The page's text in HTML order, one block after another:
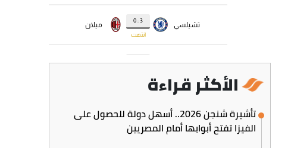
الأكثر قراءة
تأشيرة شنجن 2026.. أسهل دولة للحصول على
الفيزا تفتح أبوابها أمام المصريين